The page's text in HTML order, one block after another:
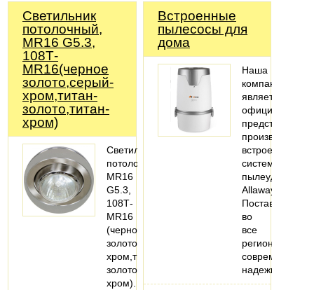
Светильник
потолочный,
MR16 G5.3,
108Т-
MR16(черное
золото,серый-
хром,титан-
золото,титан-
хром)
Светильник
потолочный,
MR16
G5.3,
108Т-
MR16
(черное
золото,серый-
хром,титан-
золото,титан-
хром).
Встроенные
пылесосы для
дома
Наша
компания
является
официальным
производителя
встроенных
систем
пылеудаления
Allaway.
Поставляем
во
все
регионы
современные,
надежные…